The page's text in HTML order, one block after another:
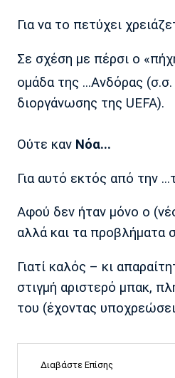
Για να το πετύχει
Σε σχέση με πέρσι ο
ομάδα της ...Ανδόρας (σ.σ.
διοργάνωσης της UEFA).
Oύτε καν Νόα...
Για αυτό εκτός από την
Αφού δεν ήταν μόνο ο
αλλά και τα προβλήματα
Γιατί καλός – κι
στιγμή αριστερό μπακ,
του (έχοντας
Διαβάστε Επίσης